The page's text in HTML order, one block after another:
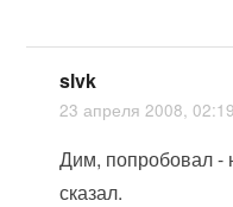
slvk
23 апреля 2008,
Дим, попробовал -
сказал.